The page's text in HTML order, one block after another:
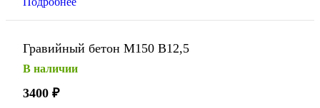
Гравийный бетон М150 В12,5
В наличии
3400 ₽